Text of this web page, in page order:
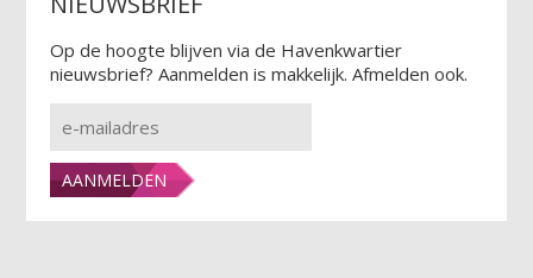
Op de hoogte blijven via de Havenkwartier
nieuwsbrief? Aanmelden is makkelijk. Afmelden ook.